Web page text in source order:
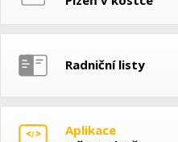
Radniční listy
Aplikace